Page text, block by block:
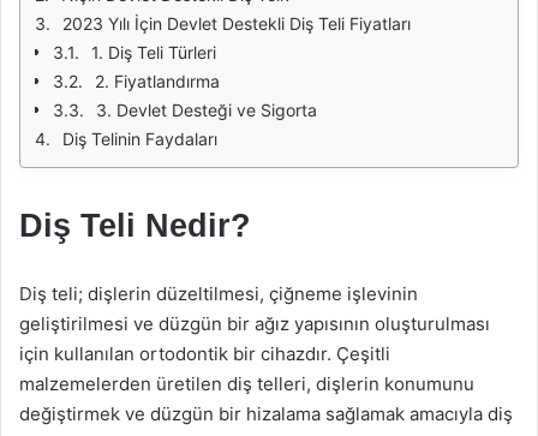
2023 Yılı İçin Devlet Destekli Diş Teli Fiyatları
1. Diş Teli Türleri
2. Fiyatlandırma
3. Devlet Desteği ve Sigorta
Diş Telinin Faydaları
Diş Teli Nedir?
Diş teli; dişlerin düzeltilmesi, çiğneme işlevinin
geliştirilmesi ve düzgün bir ağız yapısının oluşturulması
için kullanılan ortodontik bir cihazdır. Çeşitli
malzemelerden üretilen diş telleri, dişlerin konumunu
değiştirmek ve düzgün bir hizalama sağlamak amacıyla diş